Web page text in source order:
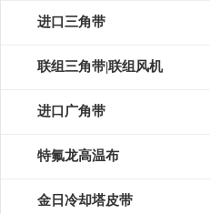
OPTIBELT
进口三角带
联组三角带|联组风机
皮带
进口广角带
特氟龙高温布
金日冷却塔皮带